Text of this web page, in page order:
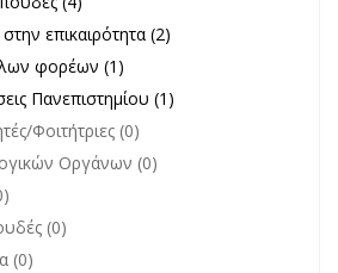
στην επικαιρότητα filter
επικαιρότητα (2)
άλλων φορέων filter
φορέων (1)
Πανεπιστημίου filter
Πανεπιστημίου (1)
Φοιτήτριες (0)
Οργάνων (0)
(0)
(0)